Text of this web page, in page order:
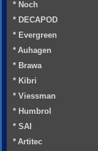
* Noch
* DECAPOD
* Evergreen
* Auhagen
* Brawa
* Kibri
* Viessman
* Humbrol
* SAI
* Artitec